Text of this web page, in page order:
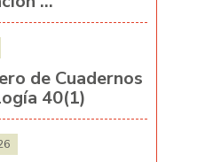
de Cuadernos
40(1)